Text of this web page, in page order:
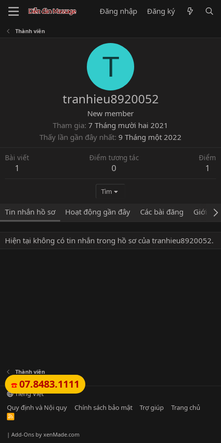
Đăng nhập Đăng ký
Thành viên
T
tranhieu8920052
New member
Tham gia 7 Tháng mười hai 2021
Thấy lần gần đây nhất 9 Tháng một 2022
Bài viết
1
Điểm tương tác
0
Điểm
1
Tìm
Tin nhắn hồ sơ Hoạt động gần đây Các bài đăng Giới
Hiện tại không có tin nhắn trong hồ sơ của tranhieu8920052.
☎️ 07.8483.1111
Thành viên
Tiếng Việt
Quy định và Nội quy
Chính sách bảo mật Trợ giúp Trang chủ
R
| Add-Ons by xenMade.com